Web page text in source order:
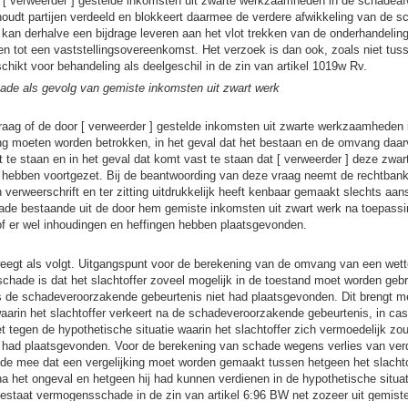
partijen verdeeld en blokkeert daarmee de verdere afwikkeling van de
derhalve een bijdrage leveren aan het vlot trekken van de
tot een vaststellingsovereenkomst. Het verzoek is dan ook, zoals niet
voor behandeling als deelgeschil in de zin van artikel 1019w Rv.
als gevolg van gemiste inkomsten uit zwart werk
of de door [ verweerder ] gestelde inkomsten uit zwarte werkzaamheden
moeten worden betrokken, in het geval dat het bestaan en de omvang
te staan en in het geval dat komt vast te staan dat [ verweerder ] deze
voortgezet. Bij de beantwoording van deze vraag neemt de
verweerschrift en ter zitting uitdrukkelijk heeft kenbaar gemaakt slechts
bestaande uit de door hem gemiste inkomsten uit zwart werk na
er wel inhoudingen en heffingen hebben plaatsgevonden.
als volgt. Uitgangspunt voor de berekening van de omvang van een
is dat het slachtoffer zoveel mogelijk in de toestand moet worden
de schadeveroorzakende gebeurtenis niet had plaatsgevonden. Dit brengt
het slachtoffer verkeert na de schadeveroorzakende gebeurtenis, in
tegen de hypothetische situatie waarin het slachtoffer zich vermoedelijk
plaatsgevonden. Voor de berekening van schade wegens verlies van
mee dat een vergelijking moet worden gemaakt tussen hetgeen het
het ongeval en hetgeen hij had kunnen verdienen in de hypothetische
vermogensschade in de zin van artikel 6:96 BW net zozeer uit